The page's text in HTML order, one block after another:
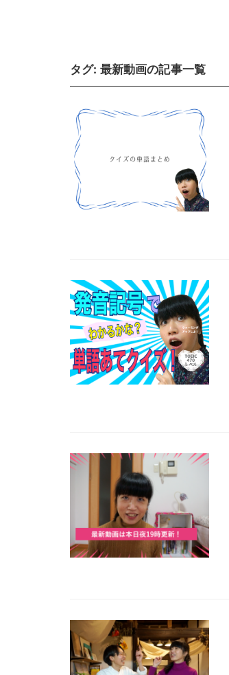
タグ: 最新動画の記事一覧